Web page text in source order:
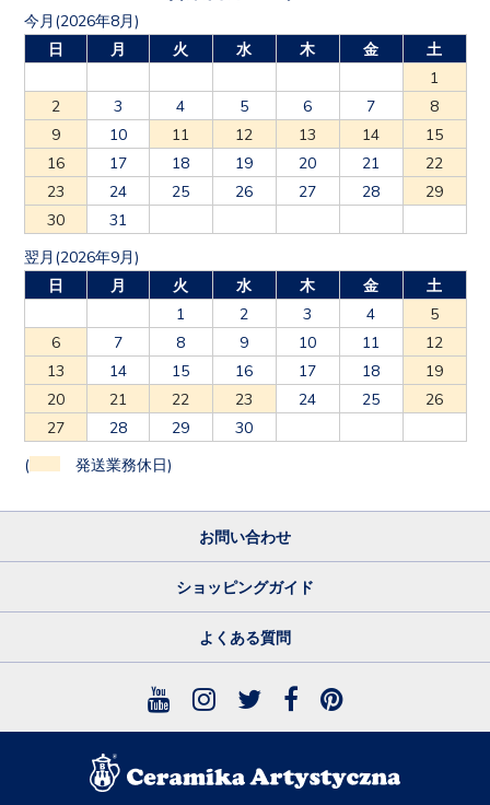
今月(2026年8月)
日
月 火 水 木 金
土
1
2
3 4 5 6 7
8
9
10 11 12 13 14
15
16
17 18 19 20 21
22
23
24 25 26 27 28
29
30
31
翌月(2026年9月)
日
月 火 水 木 金
土
1
2 3 4
5
6
7 8 9 10 11
12
13
14 15 16 17 18
19
20
21 22 23 24 25
26
27
28 29 30
( 発送業務休日)
お問い合わせ
ショッピングガイド
よくある質問